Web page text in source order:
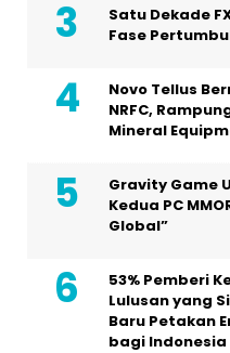
Satu Dekade
Fase
Novo Tellus
NRFC,
Mineral
Gravity Game
Kedua PC
Global”
53% Pemberi
Lulusan yang
Baru Petakan
bagi Indonesia